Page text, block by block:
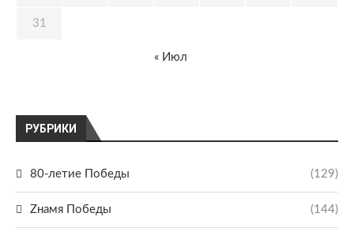
РУБРИКИ
80-летие Победы (129)
Zнамя Победы (144)
31
« Июл